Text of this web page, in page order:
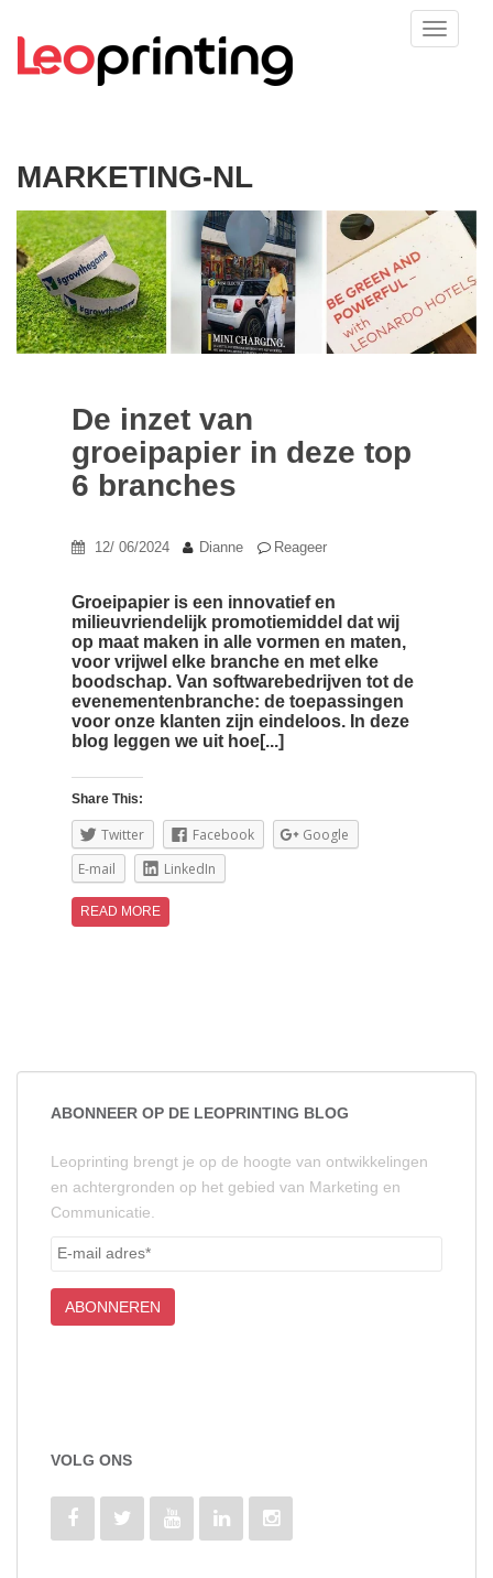
MARKETING-NL
De inzet van
groeipapier in deze top
6 branches
12/ 06/2024 Dianne Reageer
Groeipapier is een innovatief en
milieuvriendelijk promotiemiddel dat wij
op maat maken in alle vormen en maten,
voor vrijwel elke branche en met elke
boodschap. Van softwarebedrijven tot de
evenementenbranche: de toepassingen
voor onze klanten zijn eindeloos. In deze
blog leggen we uit hoe[...]
Share This:
Twitter Facebook
Google
E-mail
LinkedIn
READ MORE
ABONNEER OP DE LEOPRINTING BLOG
Leoprinting brengt je op de hoogte van ontwikkelingen
en achtergronden op het gebied van Marketing en
Communicatie.
VOLG ONS